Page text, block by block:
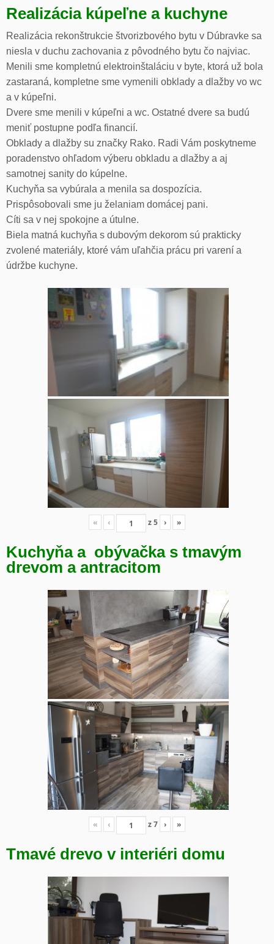
Realizácia kúpeľne a kuchyne
Realizácia rekonštrukcie štvorizbového bytu v Dúbravke sa
niesla v duchu zachovania z pôvodného bytu čo najviac.
Menili sme kompletnú elektroinštaláciu v byte, ktorá už bola
zastaraná, kompletne sme vymenili obklady a dlažby vo wc
a v kúpeľni.
Dvere sme menili v kúpeľni a wc. Ostatné dvere sa budú
meniť postupne podľa financií.
Obklady a dlažby su značky Rako. Radi Vám poskytneme
poradenstvo ohľadom výberu obkladu a dlažby a aj
samotnej sanity do kúpelne.
Kuchyňa sa vybúrala a menila sa dospozícia.
Prispôsobovali sme ju želaniam domácej pani.
Cíti sa v nej spokojne a útulne.
Biela matná kuchyňa s dubovým dekorom sú prakticky
zvolené materiály, ktoré vám uľahčia prácu pri varení a
údržbe kuchyne.
« ‹ z5 › »
Kuchyňa a obývačka s tmavým
drevom a antracitom
« ‹ z7 › »
Tmavé drevo v interiéri domu